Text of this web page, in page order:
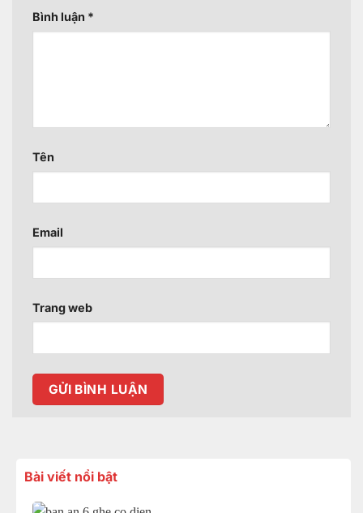
Bình luận *
Tên
Email
Trang web
Bài viết nổi bật